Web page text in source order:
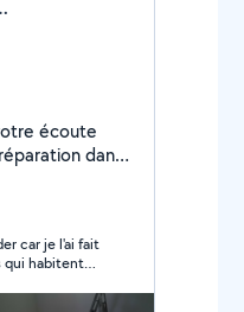
écoute
dans
vous-
de
par une
car je l'ai fait
qui habitent
adressé